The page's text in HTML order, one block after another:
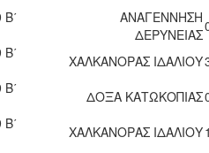
ΑΝΑΓΕΝΝΗΣΗ
ΔΕΡΥΝΕΙΑΣ
ΧΑΛΚΑΝΟΡΑΣ ΙΔΑΛΙΟΥ
ΔΟΞΑ ΚΑΤΩΚΟΠΙΑΣ
ΧΑΛΚΑΝΟΡΑΣ ΙΔΑΛΙΟΥ1